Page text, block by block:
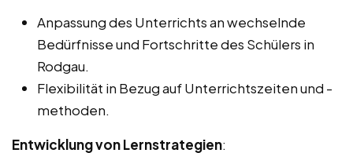
Anpassung des Unterrichts an wechselnde
Bedürfnisse und Fortschritte des Schülers in
Rodgau.
Flexibilität in Bezug auf Unterrichtszeiten und -
methoden.
Entwicklung von Lernstrategien: